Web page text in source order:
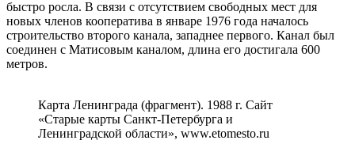
быстро росла. В связи с отсутствием свободных мест для
новых членов кооператива в январе 1976 года началось
строительство второго канала, западнее первого. Канал был
соединен с Матисовым каналом, длина его достигала 600
метров.
Карта Ленинграда (фрагмент). 1988 г. Сайт
«Старые карты Санкт-Петербурга и
Ленинградской области», www.etomesto.ru